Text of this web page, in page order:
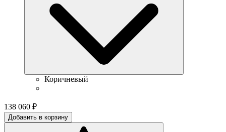
Коричневый
138 060 ₽
Добавить в корзину